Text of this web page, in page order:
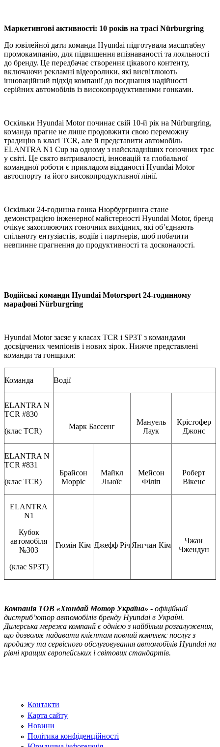
Маркетингові активності: 10 років на трасі Nürburgring
До ювілейної дати команда Hyundai підготувала масштабну
промокампанію, для підвищення впізнаваності та лояльності
до бренду. Це передбачає створення цікавого контенту,
включаючи рекламні відеоролики, які висвітлюють
інноваційний підхід компанії до поєднання надійності
серійних автомобілів із високопродуктивними гонками.
Оскільки Hyundai Motor починає свій 10-й рік на Nürburgring,
команда прагне не лише продовжити свою переможну
традицію в класі TCR, але й представити автомобіль
ELANTRA N1 Cup на одному з найскладніших гоночних трас
у світі. Це свято витривалості, інновацій та глобальної
командної роботи є прикладом відданості Hyundai Motor
автоспорту та його високопродуктивної лінії.
Оскільки 24-годинна гонка Нюрбургринга стане
демонстрацією інженерної майстерності Hyundai Motor, бренд
очікує захоплюючих гоночних вихідних, які об’єднають
спільноту ентузіастів, водіїв і партнерів, щоб побачити
невпинне прагнення до продуктивності та досконалості.
Водійські команди Hyundai Motorsport 24-годинному
марафоні Nürburgring
Hyundai Motor засяє у класах TCR і SP3T з командами
досвідчених чемпіонів і нових зірок. Нижче представлені
команди та гонщики:
Команда Водії
ELANTRA N
TCR #830
(клас TCR)
Марк Бассенг
Мануель
Лаук
Крістофер
Джонс
ELANTRA N
TCR #831
(клас TCR)
Брайсон
Морріс
Майкл
Льюїс
Мейсон
Філіп
Роберт
Вікенс
ELANTRA
N1
Кубок
автомобіля
№303
(клас SP3T)
Гюмін Кім Джефф Річ Янгчан Кім
Чжан
Чжендун
Компанія ТOВ «Хюндай Мотор Україна» - офіційний
дистриб’ютор автомобілів бренду Hyundai в Україні.
Дилерська мережа компанії є однією з найбільш розгалужених,
що дозволяє надавати клієнтам повний комплекс послуг з
продажу та сервісного обслуговування автомобілів Hyundai на
рівні кращих європейських і світових стандартів.
Контакти
Карта сайту
Новини
Політика конфіденційності